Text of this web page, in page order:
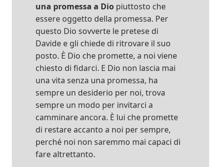
una promessa a Dio piuttosto che
essere oggetto della promessa. Per
questo Dio sovverte le pretese di
Davide e gli chiede di ritrovare il suo
posto. È Dio che promette, a noi viene
chiesto di fidarci. E Dio non lascia mai
una vita senza una promessa, ha
sempre un desiderio per noi, trova
sempre un modo per invitarci a
camminare ancora. È lui che promette
di restare accanto a noi per sempre,
perché noi non saremmo mai capaci di
fare altrettanto.